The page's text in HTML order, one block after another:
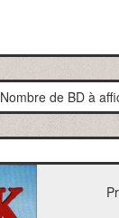
Nombre de BD à